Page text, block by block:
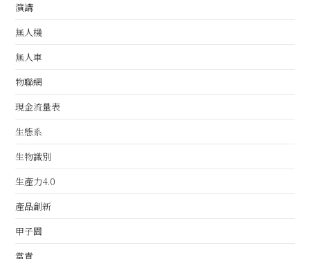
演講
無人機
無人車
物聯網
現金流量表
生態系
生物識別
生產力4.0
產品創新
甲子園
當責